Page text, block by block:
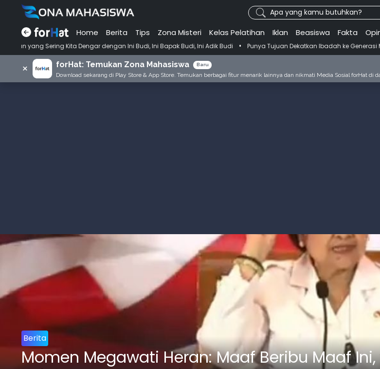
Apa yang kamu butuhkan?
Home Berita Tips Zona Misteri Kelas Pelatihan Iklan Beasiswa Fakta
Kita Dengar dengan Ini Budi, Ini Bapak Budi, Ini Adik Budi • Punya Tujuan Dekatkan Ibadah ke Generasi Muda Skenu
× forHat: Temukan Zona Mahasiswa Baru
Download sekarang di Play Store & App Store. Temukan berbagai fitur menarik lainnya dan nikmati Media Sosial forHat di
Berita
Momen Megawati Heran: Maaf Beribu Maaf